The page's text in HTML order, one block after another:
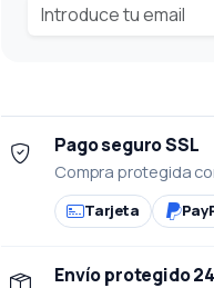
Pago seguro SSL
Compra protegida
Tarjeta
Envío protegido